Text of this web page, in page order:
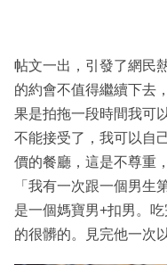
帖文一出，引發了網民
的約會不值得繼續下去
果是拍拖一段時間我可
不能接受了，我可以自
價的餐廳，這是不尊重
「我有一次跟一個男生
是一個媽寶男+扣男。
的很髒的。見完他一次